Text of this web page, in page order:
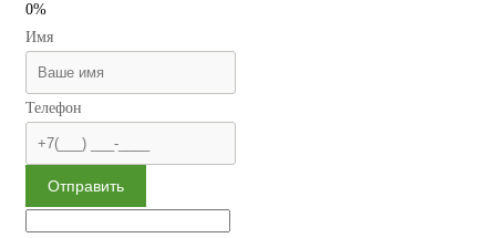
0%
Имя
Телефон
Отправить